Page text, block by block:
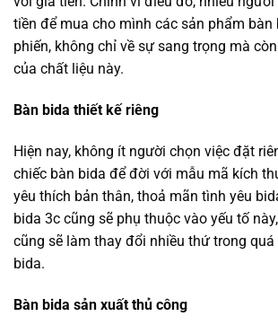
tiền để mua cho mình các sản phẩm
phiến, không chỉ về sự sang trọng mà
của chất liệu này.
Bàn bida thiết kế riêng
Hiện nay, không ít người chọn việc đặt
chiếc bàn bida để đời với mẫu mã kích
yêu thích bản thân, thoả mãn tình yêu
bida 3c cũng sẽ phụ thuộc vào yếu tố
cũng sẽ làm thay đổi nhiều thứ trong
bida.
Bàn bida sản xuất thủ công